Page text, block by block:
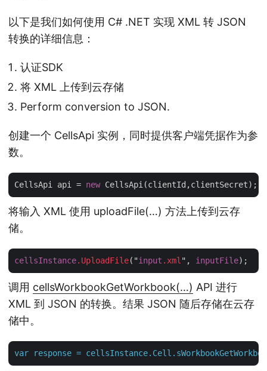
以下是我们如何使用 C# .NET 实现 XML 转 JSON
转换的详细信息：
认证SDK
将 XML 上传到云存储
Perform conversion to JSON.
创建一个 CellsApi 实例，同时提供客户端凭据作为参
数。
CellsApi api = new
将输入 XML 使用 uploadFile(…) 方法上传到云存
储。
cellsInstance.UploadFile("input .xml ", inputFile
调用 cellsWorkbookGetWorkbook(…) API 进行
XML 到 JSON 的转换。结果 JSON 随后存储在云存
储中。
var response =